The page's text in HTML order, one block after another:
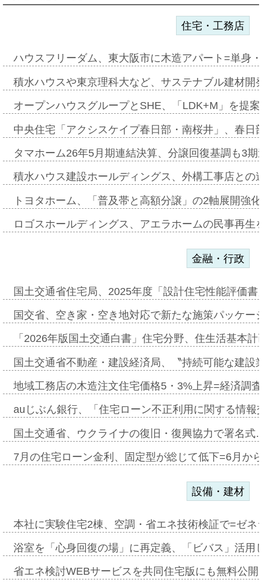
住宅・工務店
ハウスフリーダム、東大阪市に木造アパート=単身
積水ハウスや東京理科大など、サステナブル建材
オープンハウスグループとSHE、「LDK+M」を提
中央住宅「アクシスケイプ春日部・南桜井」、春
タマホーム26年5月期連結決算、分譲回復基調も3
積水ハウス建設ホールディングス、外構工事店と
トヨタホーム、「普及帯と高額分譲」の2軸展開強
ロゴスホールディングス、アエラホームの民事再
金融・行政
国土交通省住宅局、2025年度「設計住宅性能評価
国交省、空き家・空き地対応で新たな施策パッケ
「2026年版国土交通白書」住宅分野、住生活基本
国土交通省不動産・建設経済局、〝持続可能な建
地域工務店の木造注文住宅価格5・3%上昇=経済調
auじぶん銀行、「住宅ローン不正利用に関する情
国土交通省、ウクライナの復旧・復興協力で署名
7月の住宅ローン金利、固定型が総じて低下=6月か
設備・建材
本社に実験住宅2棟、空調・省エネ技術検証で=ゼ
浴室を「心身回復の場」に再定義、「ビバス」活
省エネ検討WEBサービスを共同住宅版にも無料公